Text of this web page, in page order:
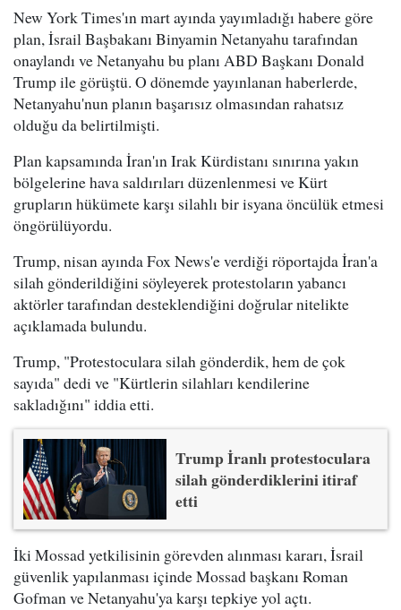
New York Times'ın mart ayında yayımladığı habere göre
plan, İsrail Başbakanı Binyamin Netanyahu tarafından
onaylandı ve Netanyahu bu planı ABD Başkanı Donald
Trump ile görüştü. O dönemde yayınlanan haberlerde,
Netanyahu'nun planın başarısız olmasından rahatsız
olduğu da belirtilmişti.
Plan kapsamında İran'ın Irak Kürdistanı sınırına yakın
bölgelerine hava saldırıları düzenlenmesi ve Kürt
grupların hükümete karşı silahlı bir isyana öncülük etmesi
öngörülüyordu.
Trump, nisan ayında Fox News'e verdiği röportajda İran'a
silah gönderildiğini söyleyerek protestoların yabancı
aktörler tarafından desteklendiğini doğrular nitelikte
açıklamada bulundu.
Trump, "Protestoculara silah gönderdik, hem de çok
sayıda" dedi ve "Kürtlerin silahları kendilerine
sakladığını" iddia etti.
Trump İranlı protestoculara
silah gönderdiklerini itiraf
etti
İki Mossad yetkilisinin görevden alınması kararı, İsrail
güvenlik yapılanması içinde Mossad başkanı Roman
Gofman ve Netanyahu'ya karşı tepkiye yol açtı.